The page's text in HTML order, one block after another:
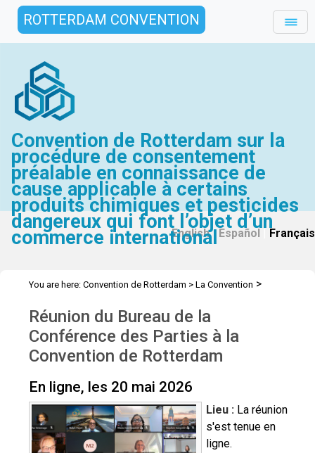
ROTTERDAM CONVENTION
Convention de Rotterdam sur la
procédure de consentement
préalable en connaissance de
cause applicable à certains
produits chimiques et pesticides
dangereux qui font l’objet d’un
commerce international
English| Español Français
You are here: Convention de Rotterdam > La Convention >
Réunion du Bureau de la
Conférence des Parties à la
Convention de Rotterdam
En ligne, les 20 mai 2026
Lieu : La réunion
s'est tenue en
ligne.